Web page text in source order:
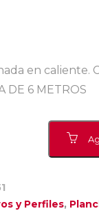
en caliente.
DE 6 METROS
y Perfiles,